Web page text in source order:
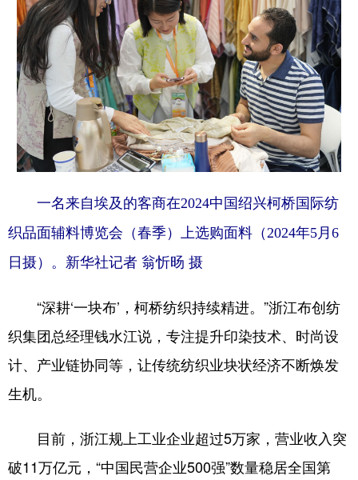
一名来自埃及的客商在2024中国绍兴柯桥国际纺
织品面辅料博览会（春季）上选购面料（2024年5月6
日摄）。新华社记者 翁忻旸 摄
“深耕‘一块布’，柯桥纺织持续精进。”浙江布创纺
织集团总经理钱水江说，专注提升印染技术、时尚设
计、产业链协同等，让传统纺织业块状经济不断焕发
生机。
目前，浙江规上工业企业超过5万家，营业收入突
破11万亿元，“中国民营企业500强”数量稳居全国第